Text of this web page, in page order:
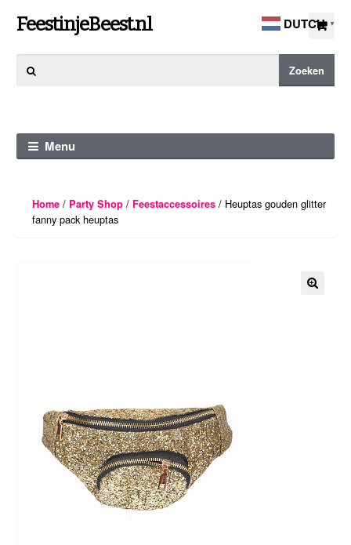
Ga
naar
navigatie
Ga
naar
de
FeestinjeBeest.nl
naar:
Zoeken
Menu
Home/ Party Shop/ Feestaccessoires/ Heuptas gouden glitter
fanny pack heuptas
DUTCH ▼